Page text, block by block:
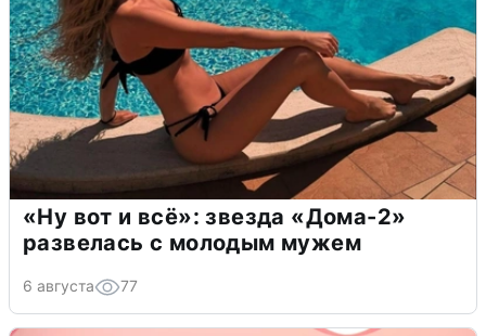
«Ну вот и всё»: звезда «Дома-2»
развелась с молодым мужем
6 августа 77